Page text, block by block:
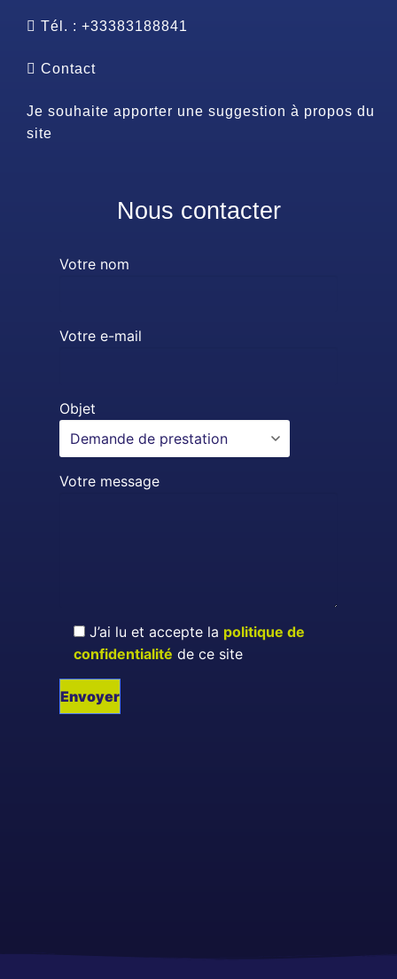
Tél. : +33383188841
Contact
Je souhaite apporter une suggestion à propos du
site
Nous contacter
Votre nom
Votre e-mail
Objet
Votre message
J’ai lu et accepte la politique de
confidentialité de ce site